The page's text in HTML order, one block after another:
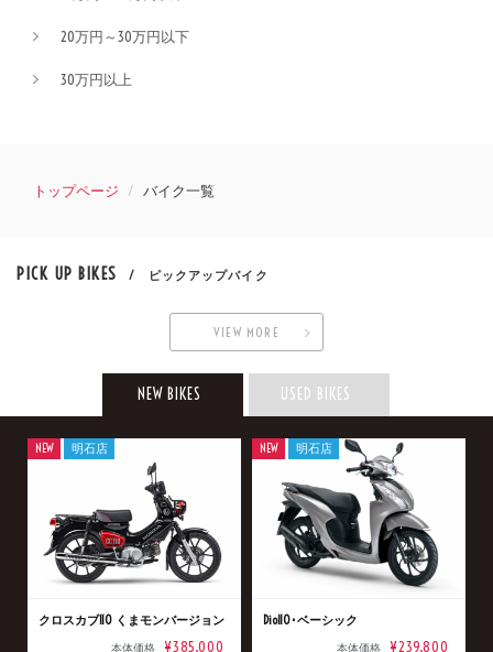
20万円～30万円以下
30万円以上
トップページ バイク一覧
PICK UP BIKES / ピックアップバイク
VIEW MORE
NEW BIKES USED BIKES
クロスカブ110 くまモンバージョン
本体価格 ¥385,000
NEW 明石店
Dio110･ベーシック
本体価格 ¥239,800
NEW 明石店